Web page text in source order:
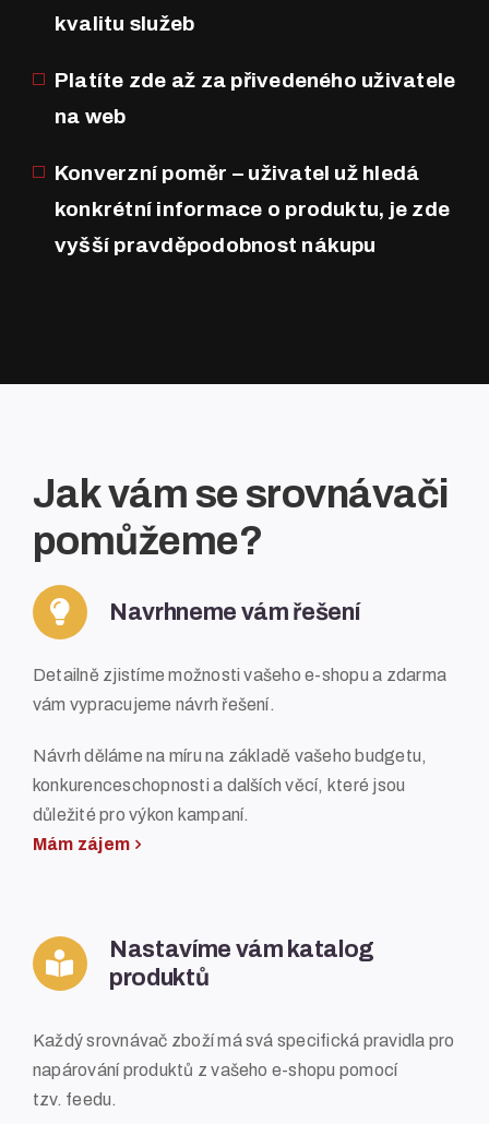
kvalitu služeb
Platíte zde až za přivedeného uživatele
na web
Konverzní poměr – uživatel už hledá
konkrétní informace o produktu, je zde
vyšší pravděpodobnost nákupu
Jak vám se srovnávači
pomůžeme?
Navrhneme vám řešení
Detailně zjistíme možnosti vašeho e-shopu a zdarma
vám vypracujeme návrh řešení.
Návrh děláme na míru na základě vašeho budgetu,
konkurenceschopnosti a dalších věcí, které jsou
důležité pro výkon kampaní.
Mám zájem
Nastavíme vám katalog
produktů
Každý srovnávač zboží má svá specifická pravidla pro
napárování produktů z vašeho e-shopu pomocí
tzv. feedu.